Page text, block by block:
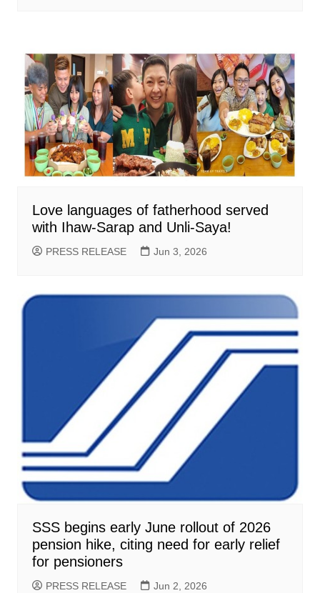
Love languages of fatherhood served
with Ihaw-Sarap and Unli-Saya!
PRESS RELEASE Jun 3, 2026
SSS begins early June rollout of 2026
pension hike, citing need for early relief
for pensioners
PRESS RELEASE Jun 2, 2026